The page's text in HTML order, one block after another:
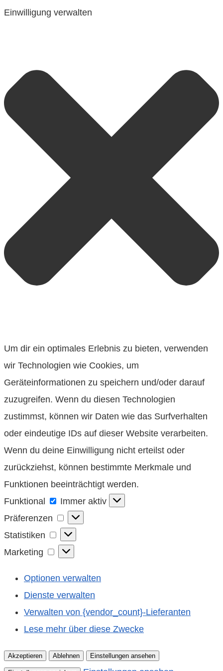
Einwilligung verwalten
Um dir ein optimales Erlebnis zu bieten, verwenden
wir Technologien wie Cookies, um
Geräteinformationen zu speichern und/oder darauf
zuzugreifen. Wenn du diesen Technologien
zustimmst, können wir Daten wie das Surfverhalten
oder eindeutige IDs auf dieser Website verarbeiten.
Wenn du deine Einwilligung nicht erteilst oder
zurückziehst, können bestimmte Merkmale und
Funktionen beeinträchtigt werden.
Funktional
Funktional
Immer aktiv
Präferenzen
Präferenzen
Statistiken
Statistiken
Marketing
Marketing
Optionen verwalten
Dienste verwalten
Verwalten von {vendor_count}-Lieferanten
Lese mehr über diese Zwecke
Akzeptieren Ablehnen Einstellungen ansehen